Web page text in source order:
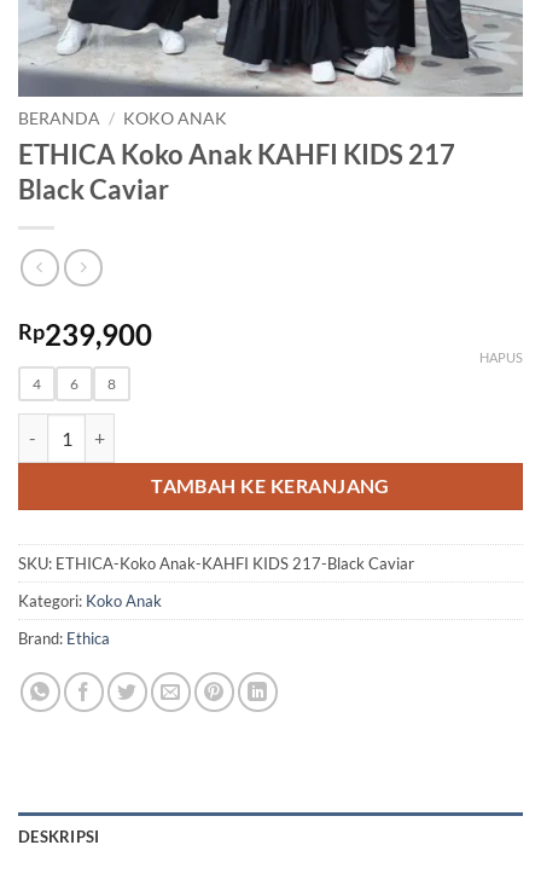
BERANDA / KOKO ANAK
ETHICA Koko Anak KAHFI KIDS 217
Black Caviar
Rp239,900
4 6 8
HAPUS
TAMBAH KE KERANJANG
SKU: ETHICA-Koko Anak-KAHFI KIDS 217-Black Caviar
Kategori: Koko Anak
Brand: Ethica
DESKRIPSI